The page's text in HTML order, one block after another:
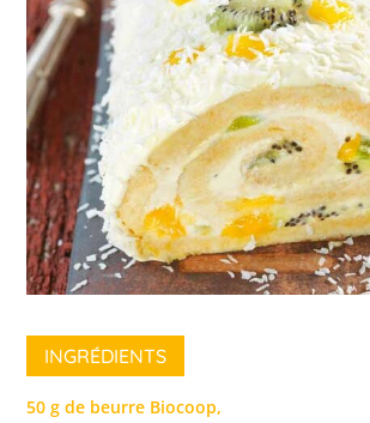
INGRÉDIENTS
50 g de beurre Biocoop,